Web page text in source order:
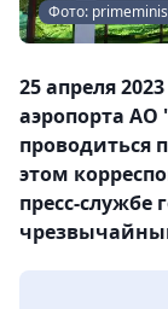
Фото:
25 апреля
аэропорта
проводиться
этом
пресс-службе